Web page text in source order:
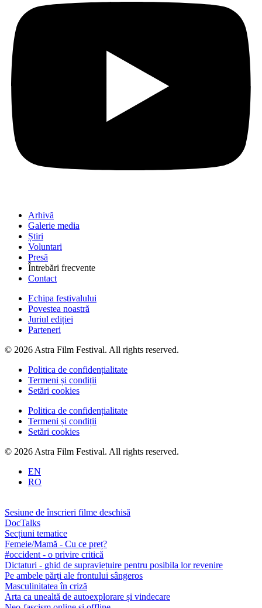
Arhivă
Galerie media
Știri
Voluntari
Presă
Întrebări frecvente
Contact
Echipa festivalului
Povestea noastră
Juriul ediției
Parteneri
© 2026 Astra Film Festival. All rights reserved.
Politica de confidențialitate
Termeni și condiții
Setări cookies
Politica de confidențialitate
Termeni și condiții
Setări cookies
© 2026 Astra Film Festival. All rights reserved.
EN
RO
Sesiune de înscrieri filme deschisă
DocTalks
Secțiuni tematice
Femeie/Mamă - Cu ce preț?
#occident - o privire critică
Dictaturi - ghid de supraviețuire pentru posibila lor revenire
Pe ambele părți ale frontului sângeros
Masculinitatea în criză
Arta ca unealtă de autoexplorare și vindecare